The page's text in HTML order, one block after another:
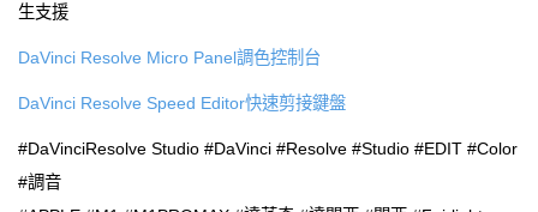
生支援
DaVinci Resolve Micro Panel調色控制台
DaVinci Resolve Speed Editor快速剪接鍵盤
#DaVinciResolve Studio #DaVinci #Resolve #Studio #EDIT #Color
#調音